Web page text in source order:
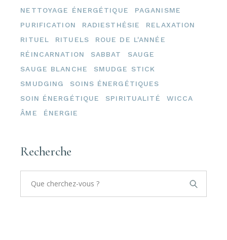
NETTOYAGE ÉNERGÉTIQUE
PAGANISME
PURIFICATION
RADIESTHÉSIE
RELAXATION
RITUEL
RITUELS
ROUE DE L'ANNÉE
RÉINCARNATION
SABBAT
SAUGE
SAUGE BLANCHE
SMUDGE STICK
SMUDGING
SOINS ÉNERGÉTIQUES
SOIN ÉNERGÉTIQUE
SPIRITUALITÉ
WICCA
ÂME
ÉNERGIE
Recherche
Search
for: